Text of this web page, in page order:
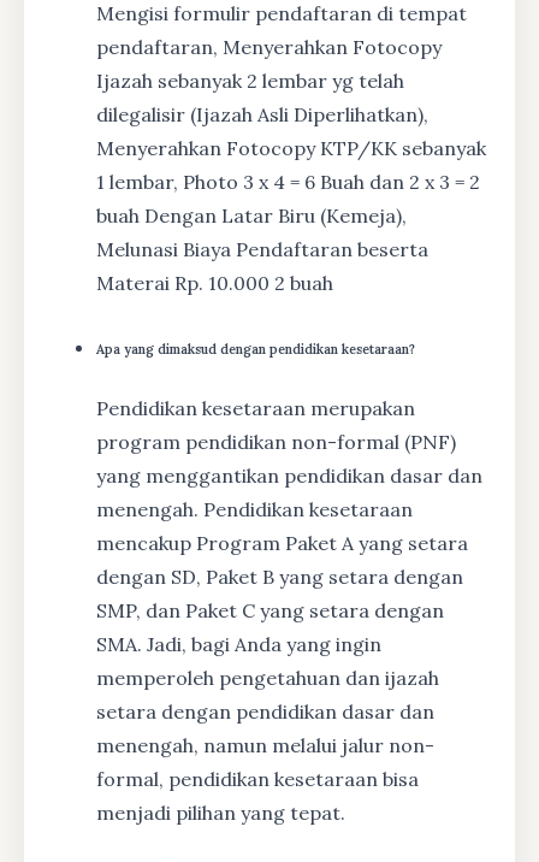
Mengisi formulir pendaftaran di tempat
pendaftaran, Menyerahkan Fotocopy
Ijazah sebanyak 2 lembar yg telah
dilegalisir (Ijazah Asli Diperlihatkan),
Menyerahkan Fotocopy KTP/KK sebanyak
1 lembar, Photo 3 x 4 = 6 Buah dan 2 x 3 = 2
buah Dengan Latar Biru (Kemeja),
Melunasi Biaya Pendaftaran beserta
Materai Rp. 10.000 2 buah
Apa yang dimaksud dengan pendidikan kesetaraan?
Pendidikan kesetaraan merupakan
program pendidikan non-formal (PNF)
yang menggantikan pendidikan dasar dan
menengah. Pendidikan kesetaraan
mencakup Program Paket A yang setara
dengan SD, Paket B yang setara dengan
SMP, dan Paket C yang setara dengan
SMA. Jadi, bagi Anda yang ingin
memperoleh pengetahuan dan ijazah
setara dengan pendidikan dasar dan
menengah, namun melalui jalur non-
formal, pendidikan kesetaraan bisa
menjadi pilihan yang tepat.